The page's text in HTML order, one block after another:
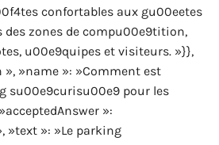
confortables aux gu00eetes
zones de compu00e9tition,
u00e9quipes et visiteurs. »}},
», »name »: »Comment est
su00e9curisu00e9 pour les
»:
»text »: »Le parking